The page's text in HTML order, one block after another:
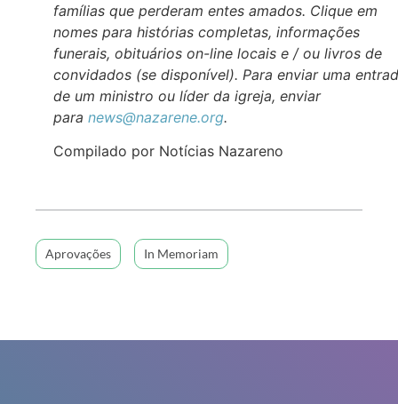
famílias que perderam entes amados. Clique em
nomes para histórias completas, informações
funerais, obituários on-line locais e / ou livros de
convidados (se disponível). Para enviar uma
de um ministro ou líder da igreja, enviar
para news@nazarene.org.
Compilado por Notícias Nazareno
Aprovações In Memoriam